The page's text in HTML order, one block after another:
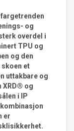
og
overdel i
TPU og
og den
et
uttakbare og
XRD® og
i IP
er